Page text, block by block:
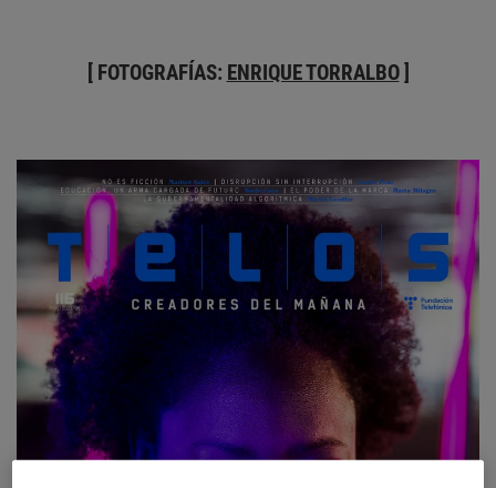
[ FOTOGRAFÍAS: ENRIQUE TORRALBO]